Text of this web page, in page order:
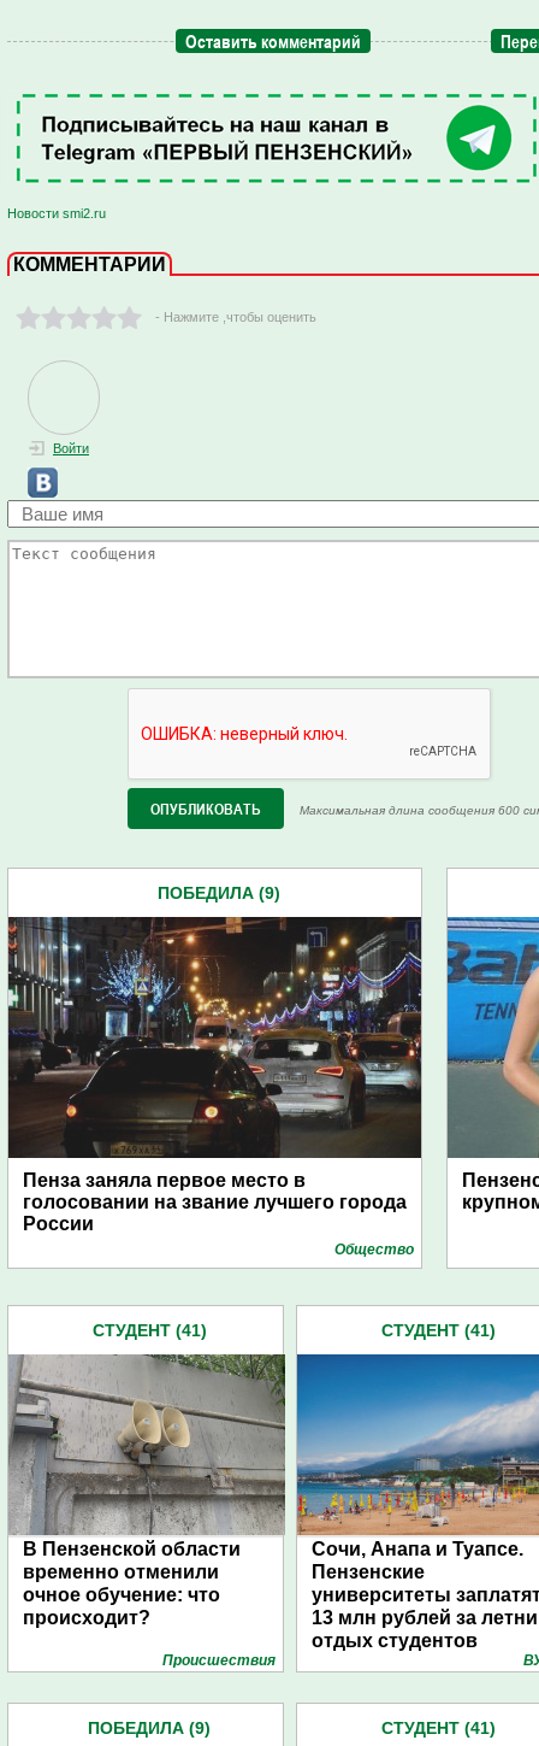
Оставить комментарий
Новости smi2.ru
КОММЕНТАРИИ
- Нажмите ,чтобы оценить
Войти
Максимальная длина сообщения 600
ПОБЕДИЛА (9)
Пенза заняла первое место в
голосовании на звание лучшего города
России
Общество
СТУДЕНТ (41)
В Пензенской области
временно отменили
очное обучение: что
происходит?
Проиcшествия
СТУДЕНТ (41)
Сочи, Анапа и Туапсе.
Пензенские
университеты
13 млн рублей за
отдых студентов
ПОБЕДИЛА (9) СТУДЕНТ (41)